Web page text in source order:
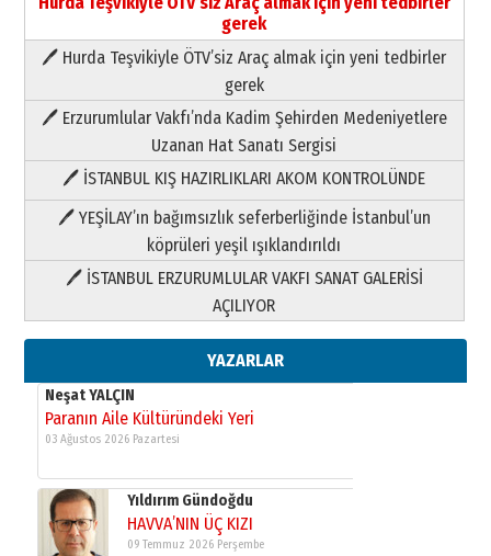
gerek
🖊 Hurda Teşvikiyle ÖTV’siz Araç almak için yeni tedbirler
gerek
🖊 Erzurumlular Vakfı’nda Kadim Şehirden Medeniyetlere
Uzanan Hat Sanatı Sergisi
🖊 İSTANBUL KIŞ HAZIRLIKLARI AKOM KONTROLÜNDE
🖊 YEŞİLAY’ın bağımsızlık seferberliğinde İstanbul’un
köprüleri yeşil ışıklandırıldı
🖊 İSTANBUL ERZURUMLULAR VAKFI SANAT GALERİSİ
AÇILIYOR
YAZARLAR
Paranın Aile Kültüründeki Yeri
03 Ağustos 2026 Pazartesi
Yıldırım Gündoğdu
HAVVA’NIN ÜÇ KIZI
09 Temmuz 2026 Perşembe
Yusuf POLAT
Şampiyonluk Sebahattin Şirin’e
11 Mayıs 2026 Pazartesi
Neşat YALÇIN
Paranın Aile Kültüründeki Yeri
03 Ağustos 2026 Pazartesi
Yıldırım Gündoğdu
HAVVA’NIN ÜÇ KIZI
09 Temmuz 2026 Perşembe